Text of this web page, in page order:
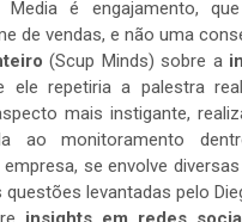
é engajamento,
de vendas, e não uma
(Scup Minds) sobre a
ele repetiria a palestra
mais instigante,
ao monitoramento
se envolve
levantadas pelo